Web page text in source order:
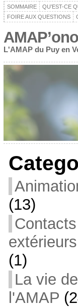
SOMMAIRE QU’EST-CE
FOIRE AUX QUESTIONS
L'AMAP du Puy en
(13)
Contacts
extérieurs
(1)
La vie de
l'AMAP